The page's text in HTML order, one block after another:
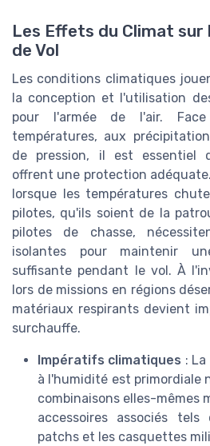
Les Effets du Climat sur
de Vol
Les conditions climatiques
la conception et l'utilisation
pour l'armée de l'air.
températures, aux
de pression, il est essentiel
offrent une protection
lorsque les températures
pilotes, qu'ils soient de la
pilotes de chasse,
isolantes pour maintenir
suffisante pendant le vol. À
lors de missions en régions
matériaux respirants devient
surchauffe.
Impératifs climatiques :
à l'humidité est primordiale
combinaisons elles-mêmes
accessoires associés
patchs et les casquettes